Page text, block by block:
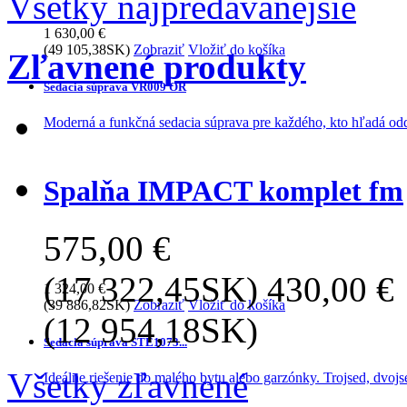
1 630,00 €
(49 105,38SK) Zobraziť Vložiť do košíka
Sedacia súprava VR009 OR
Moderná a funkčná sedacia súprava pre každého, kto hľadá
1 324,00 €
(39 886,82SK)Zobraziť Vložiť do košíka
Sedacia súprava STE1073...
Ideálne riešenie do malého bytu alebo garzónky. Trojsed,
Zľavnené produkty
Spalňa IMPACT komplet fm
575,00 €
(17 322,45SK)430,00 €
(12 954,18SK)
Všetky zľavnené